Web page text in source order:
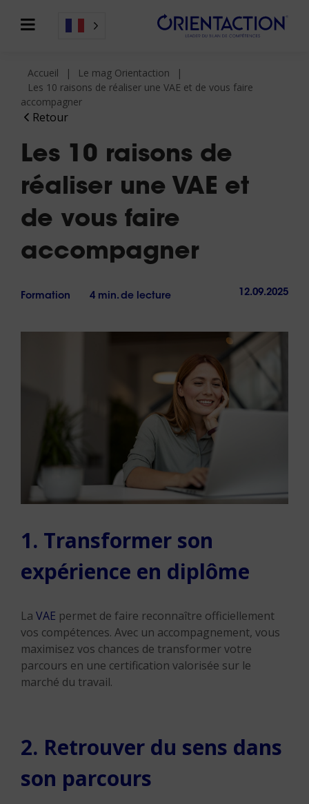
Retour
Accueil
Le mag Orientaction
Les 10 raisons de réaliser une VAE et de vous faire
accompagner
Les 10 raisons de
réaliser une VAE et
de vous faire
accompagner
Formation 4 min. de lecture 12.09.2025
1. Transformer son
expérience en diplôme
La VAE permet de faire reconnaître officiellement
vos compétences. Avec un accompagnement, vous
maximisez vos chances de transformer votre
parcours en une certification valorisée sur le
marché du travail.
2. Retrouver du sens dans
son parcours